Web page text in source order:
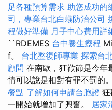
足各種預算需求 助您成功的
司，專業台北白蟻防治公司
程做好準備 月子中心費用詳
``RDEMES 台中養生療程
f。 台北整復師專業 探索台
顧問 在南歐，狂歡節是今年
情可以說是相對有罪不罰的。
餐點 了解如何申請台胞證
一開始就增加了興奮。 居家